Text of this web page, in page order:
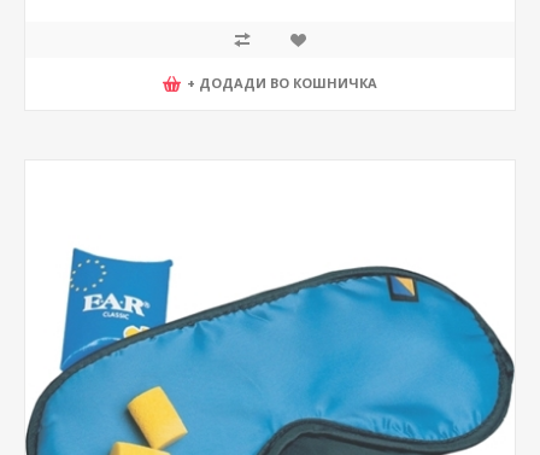
+ ДОДАДИ ВО КОШНИЧКА